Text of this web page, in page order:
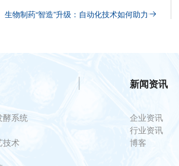
生物制药“智造”升级：自动化技术如何助力
酵系统
技术
新闻资讯
企业资讯
行业资讯
博客